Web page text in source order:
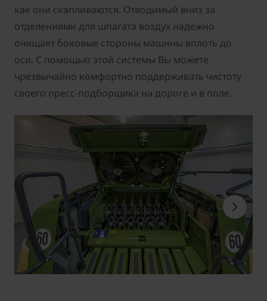
как они скапливаются. Отводимый вниз за
отделениями для шпагата воздух надежно
очищает боковые стороны машины вплоть до
оси. С помощью этой системы Вы можете
чрезвычайно комфортно поддерживать чистоту
своего пресс-подборщика на дороге и в поле.